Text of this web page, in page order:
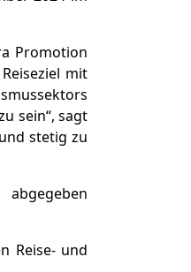
Promotion
mit
sein“, sagt
stetig zu
Reise- und